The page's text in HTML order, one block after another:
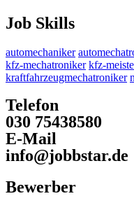
Job Skills
automechaniker
kfz-mechatroniker kfz-
kraftfahrzeugmechatroniker
Telefon
030 75438580
E-Mail
info@jobbstar.de
Bewerber